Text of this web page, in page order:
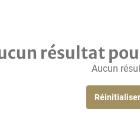
résultat
Aucun